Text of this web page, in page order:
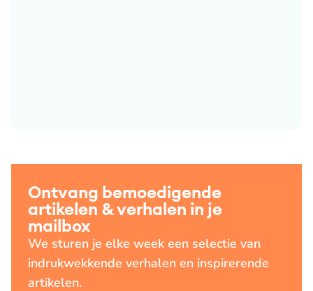
Ontvang bemoedigende
artikelen & verhalen in je
mailbox
We sturen je elke week een selectie van
indrukwekkende verhalen en inspirerende
artikelen.